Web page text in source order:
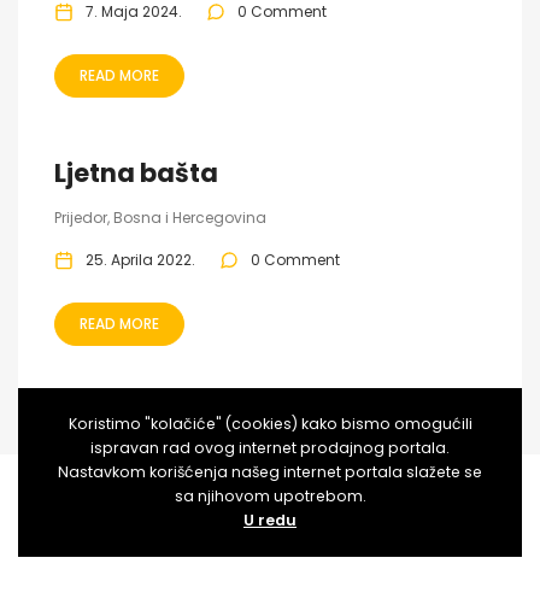
7. Maja 2024. 0 Comment
READ MORE
Ljetna bašta
Prijedor, Bosna i Hercegovina
25. Aprila 2022. 0 Comment
READ MORE
Koristimo "kolačiće" (cookies) kako bismo omogućili
ispravan rad ovog internet prodajnog portala.
Nastavkom korišćenja našeg internet portala slažete se
sa njihovom upotrebom.
U redu